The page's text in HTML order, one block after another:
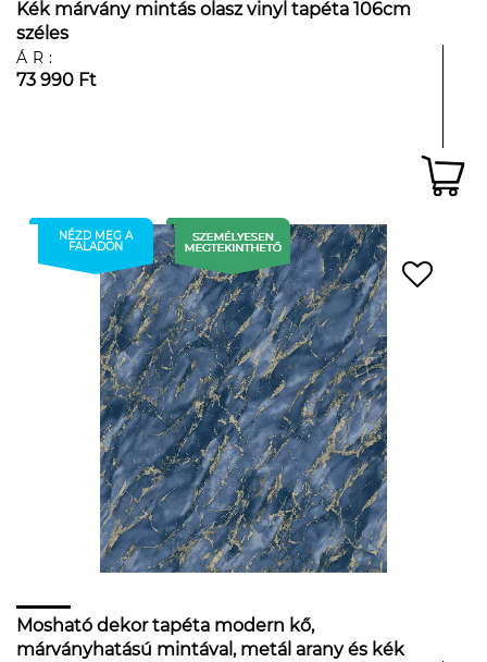
Kék márvány mintás olasz vinyl tapéta 106cm
széles
ÁR:
73 990 Ft
NÉZD MEG A
FALADON
Mosható dekor tapéta modern kő,
márványhatású mintával, metál arany és kék